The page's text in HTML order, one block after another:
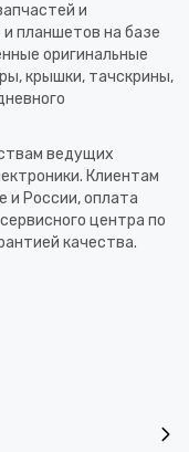
и
планшетов на базе
оригинальные
крышки, тачскрины,
ведущих
Клиентам
и России, оплата
центра по
качества.